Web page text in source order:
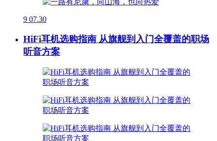
9 07.30
HiFi耳机选购指南 从旗舰到入门全覆盖的职场
听音方案